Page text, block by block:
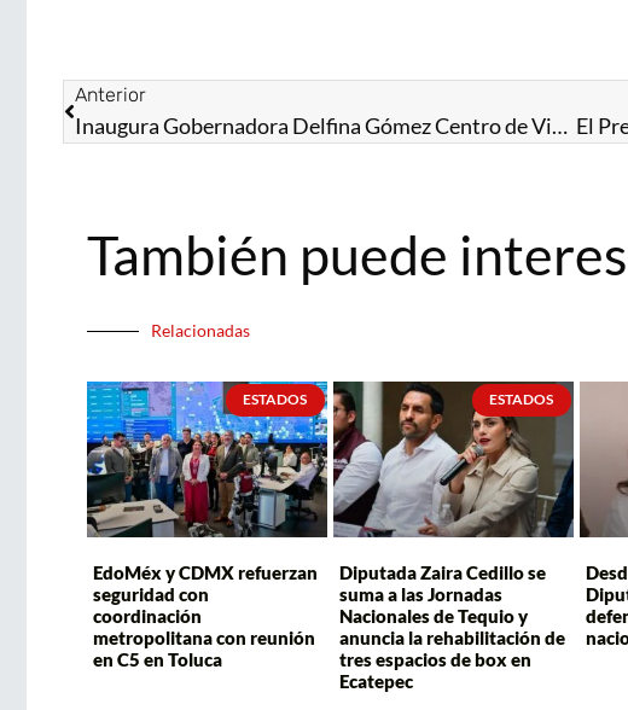
Anterior
Inaugura Gobernadora Delfina Gómez Centro de Videovigilancia en Temoaya; “es muestra de la determinación para promover la seguridad en la entidad”
También puede
Relacionadas
ESTADOS
EdoMéx y CDMX refuerzan
seguridad con
coordinación
metropolitana con reunión
en C5 en Toluca
ESTADOS
Diputada Zaira Cedillo se
suma a las Jornadas
Nacionales de Tequio y
anuncia la rehabilitación de
tres espacios de box en
Ecatepec